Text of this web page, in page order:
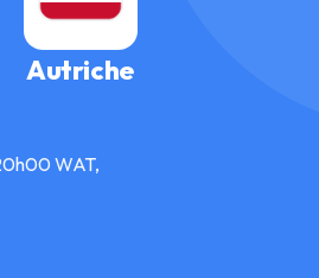
Autriche
WAT,